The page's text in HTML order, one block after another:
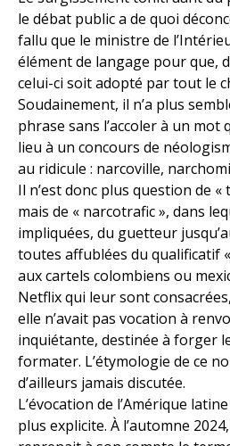
le débat public a de quoi
fallu que le ministre de
élément de langage pour que,
celui-ci soit adopté par tout le
Soudainement, il n’a plus
phrase sans l’accoler à un
lieu à un concours de
au ridicule : narcoville,
Il n’est donc plus question de
mais de « narcotrafic », dans
impliquées, du guetteur
toutes affublées du qualificatif
aux cartels colombiens ou
Netflix qui leur sont
elle n’avait pas vocation à
inquiétante, destinée à forger
formater. L’étymologie de ce
d’ailleurs jamais discutée.
L’évocation de l’Amérique
plus explicite. À l’automne